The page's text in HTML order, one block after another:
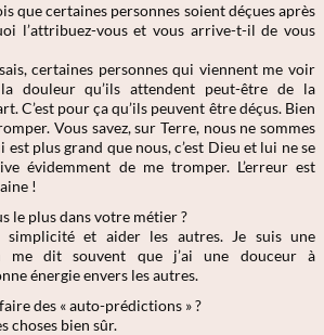
que certaines personnes soient déçues après
l’attribuez-vous et vous arrive-t-il de vous
certaines personnes qui viennent me voir
douleur qu’ils attendent peut-être de la
C’est pour ça qu’ils peuvent être déçus. Bien
Vous savez, sur Terre, nous ne sommes
est plus grand que nous, c’est Dieu et lui ne se
évidemment de me tromper. L’erreur est
!
le plus dans votre métier ?
simplicité et aider les autres. Je suis une
me dit souvent que j’ai une douceur à
énergie envers les autres.
des « auto-prédictions » ?
choses bien sûr.